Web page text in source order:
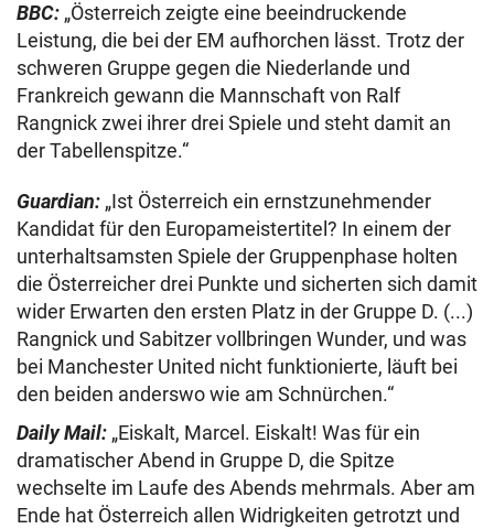
BBC: „Österreich zeigte eine beeindruckende
Leistung, die bei der EM aufhorchen lässt. Trotz der
schweren Gruppe gegen die Niederlande und
Frankreich gewann die Mannschaft von Ralf
Rangnick zwei ihrer drei Spiele und steht damit an
der Tabellenspitze.“
Guardian: „Ist Österreich ein ernstzunehmender
Kandidat für den Europameistertitel? In einem der
unterhaltsamsten Spiele der Gruppenphase holten
die Österreicher drei Punkte und sicherten sich damit
wider Erwarten den ersten Platz in der Gruppe D. (...)
Rangnick und Sabitzer vollbringen Wunder, und was
bei Manchester United nicht funktionierte, läuft bei
den beiden anderswo wie am Schnürchen.“
Daily Mail: „Eiskalt, Marcel. Eiskalt! Was für ein
dramatischer Abend in Gruppe D, die Spitze
wechselte im Laufe des Abends mehrmals. Aber am
Ende hat Österreich allen Widrigkeiten getrotzt und